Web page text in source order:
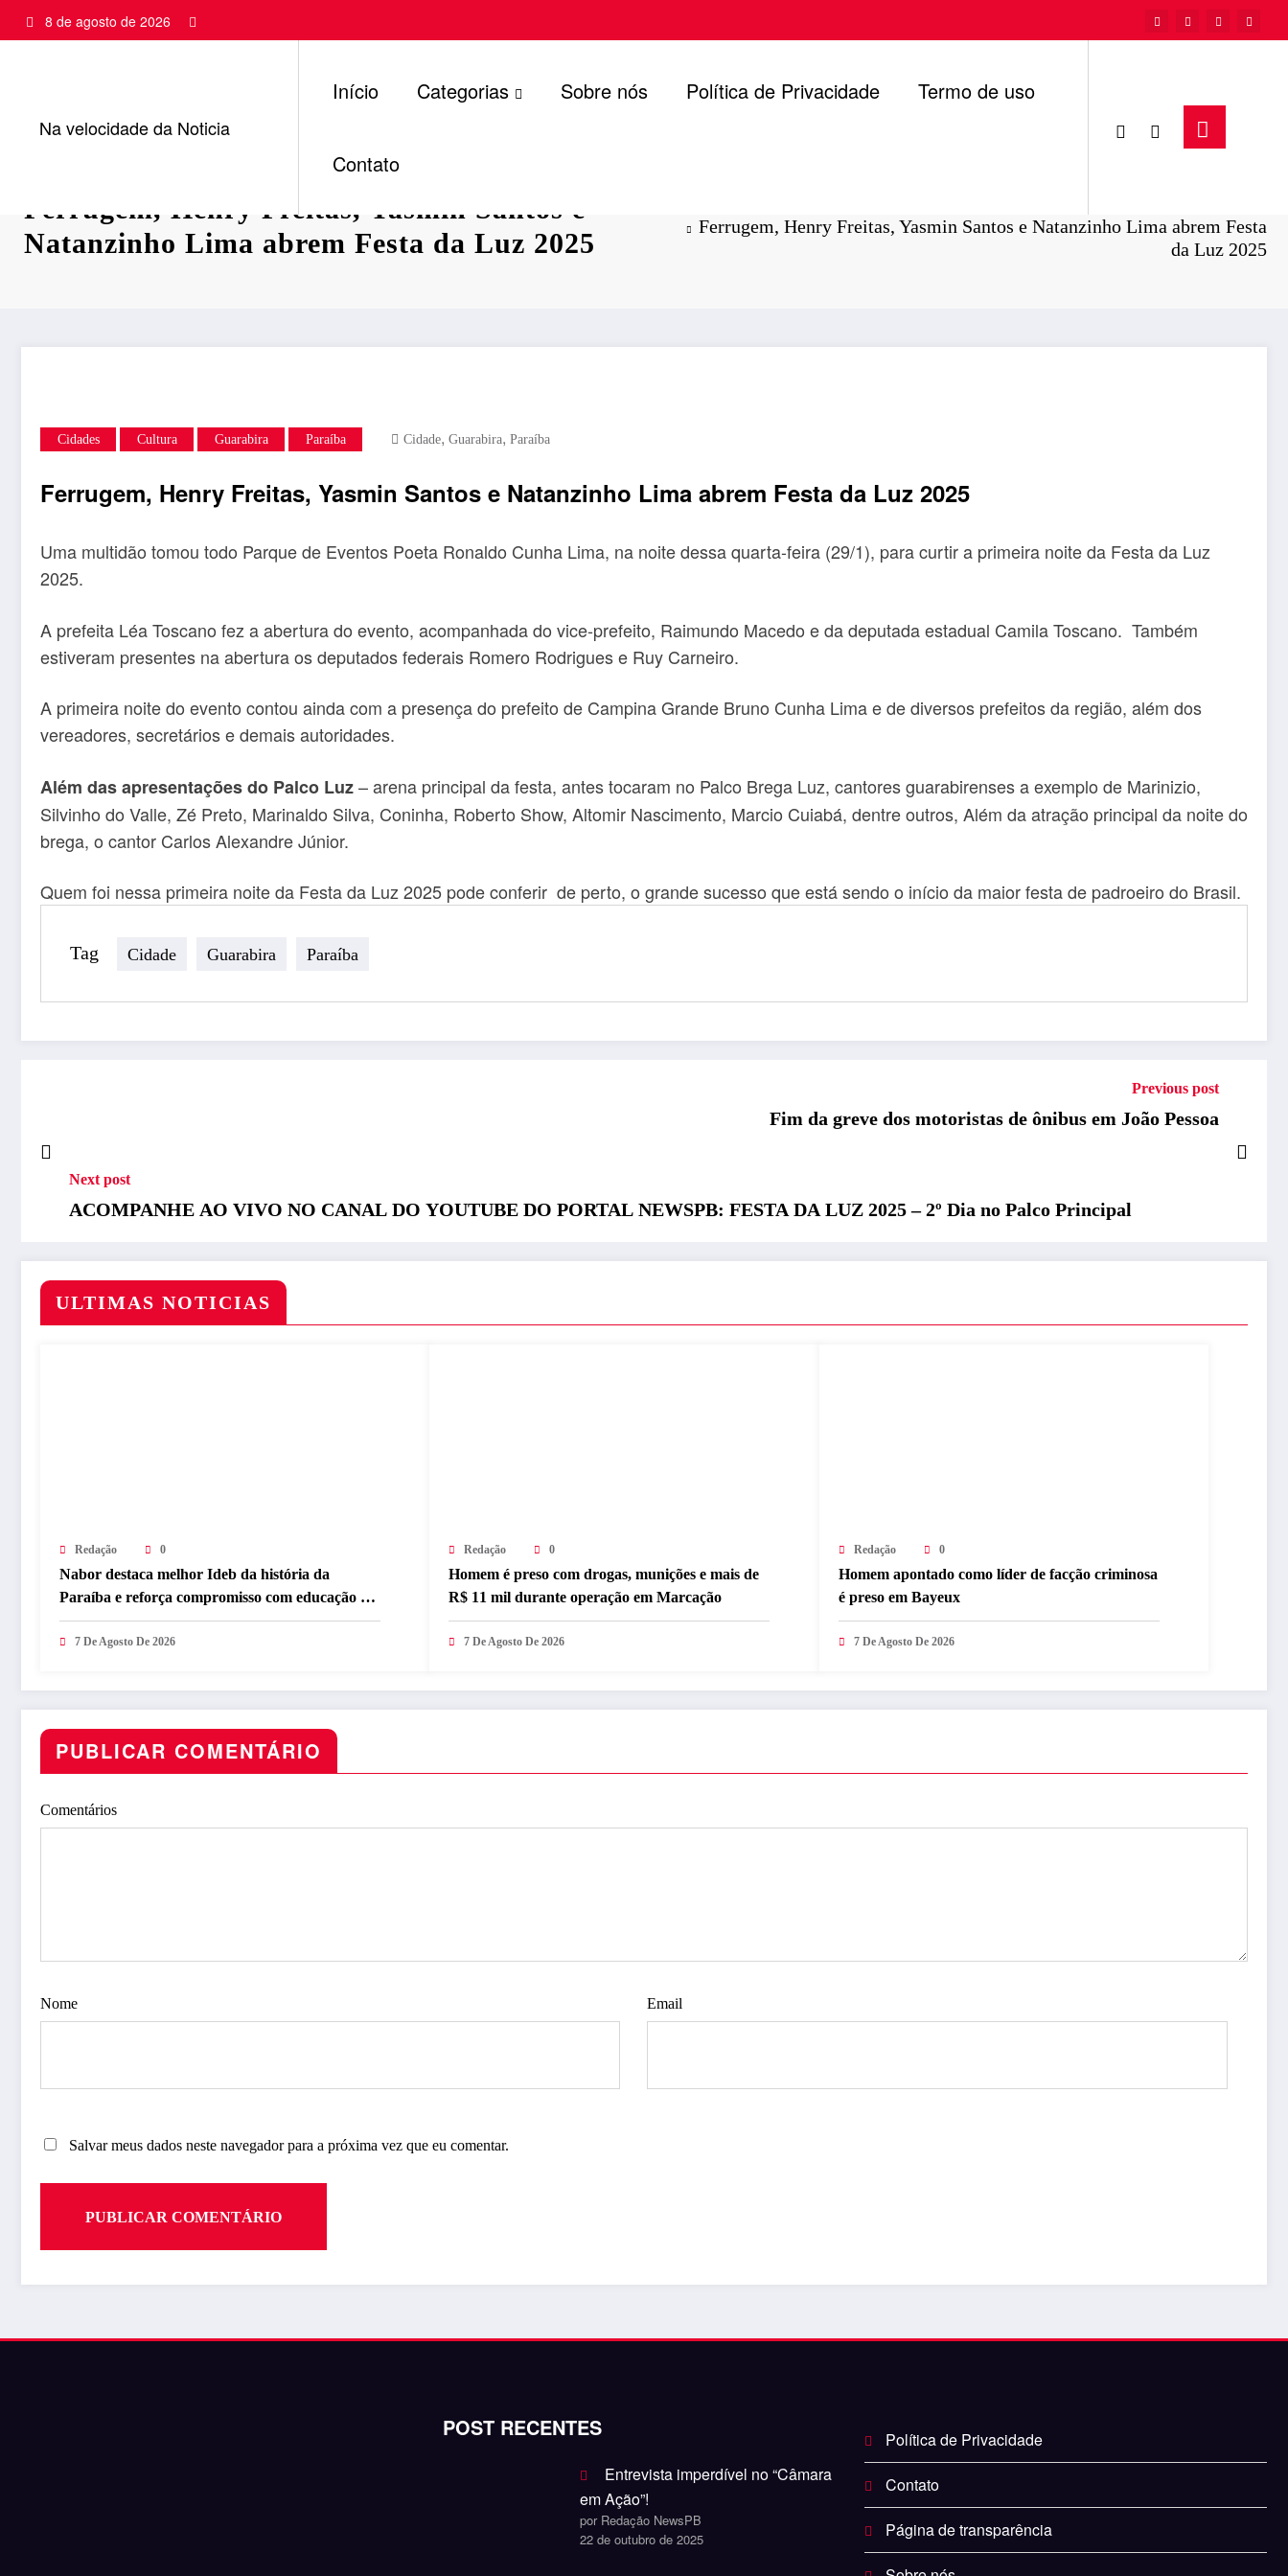
para
8 de agosto de 2026
Na velocidade da Noticia
Início Categorias Sobre nós Política de Privacidade Termo de uso
Contato
Ferrugem, Henry Freitas, Yasmin Santos e
Natanzinho Lima abrem Festa da Luz 2025
Ferrugem, Henry Freitas, Yasmin Santos e Natanzinho Lima abrem Festa
da Luz 2025
Cidades Cultura Guarabira Paraíba Cidade, Guarabira, Paraíba
Ferrugem, Henry Freitas, Yasmin Santos e Natanzinho Lima abrem Festa da Luz 2025
Uma multidão tomou todo Parque de Eventos Poeta Ronaldo Cunha Lima, na noite dessa quarta-feira (29/1), para curtir a primeira noite da Festa da Luz
2025.
A prefeita Léa Toscano fez a abertura do evento, acompanhada do vice-prefeito, Raimundo Macedo e da deputada estadual Camila Toscano. Também
estiveram presentes na abertura os deputados federais Romero Rodrigues e Ruy Carneiro.
A primeira noite do evento contou ainda com a presença do prefeito de Campina Grande Bruno Cunha Lima e de diversos prefeitos da região, além dos
vereadores, secretários e demais autoridades.
Além das apresentações do Palco Luz– arena principal da festa, antes tocaram no Palco Brega Luz, cantores guarabirenses a exemplo de Marinizio,
Silvinho do Valle, Zé Preto, Marinaldo Silva, Coninha, Roberto Show, Altomir Nascimento, Marcio Cuiabá, dentre outros, Além da atração principal da noite do
brega, o cantor Carlos Alexandre Júnior.
Quem foi nessa primeira noite da Festa da Luz 2025 pode conferir de perto, o grande sucesso que está sendo o início da maior festa de padroeiro do Brasil.
Tag Cidade Guarabira Paraíba
Previous post
Fim da greve dos motoristas de ônibus em João Pessoa
Next post
ACOMPANHE AO VIVO NO CANAL DO YOUTUBE DO PORTAL NEWSPB: FESTA DA LUZ 2025 – 2º Dia no Palco Principal
ULTIMAS NOTICIAS
Redação 0
Nabor destaca melhor Ideb da história da
Paraíba e reforça compromisso com educação de
qualidade
7 De Agosto De 2026
Redação 0
Homem é preso com drogas, munições e mais de
R$ 11 mil durante operação em Marcação
7 De Agosto De 2026
Redação 0
Homem apontado como líder de facção criminosa
é preso em Bayeux
7 De Agosto De 2026
PUBLICAR COMENTÁRIO
Comentários
Nome Email
Salvar meus dados neste navegador para a próxima vez que eu comentar.
POST RECENTES
Entrevista imperdível no “Câmara
em Ação”!
por Redação NewsPB
22 de outubro de 2025
Política de Privacidade
Contato
Página de transparência